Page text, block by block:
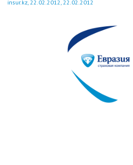
insur.kz, 22.02.2012, 22.02.2012